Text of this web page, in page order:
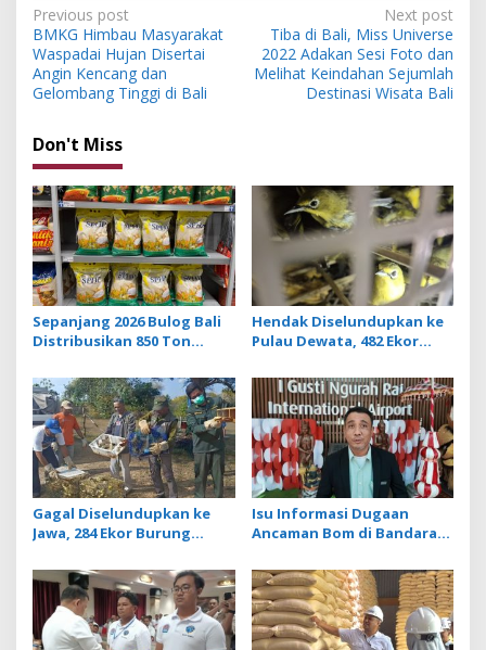
P
o
s
t
n
a
v
i
g
a
t
i
o
n
Previous post
BMKG Himbau Masyarakat
Waspadai Hujan Disertai
Angin Kencang dan
Gelombang Tinggi di Bali
Next post
Tiba di Bali, Miss Universe
2022 Adakan Sesi Foto dan
Melihat Keindahan Sejumlah
Destinasi Wisata Bali
Don't Miss
Sepanjang 2026 Bulog Bali
Distribusikan 850 Ton
Ritel Moderen
Hendak Diselundupkan ke
Pulau Dewata, 482 Ekor
Diamankan Karantina Bali
Gagal Diselundupkan ke
Jawa, 284 Ekor Burung
Dilepasliarkan Cegah
Ancaman Penyakit
Isu Informasi Dugaan
Ancaman Bom di Bandara
Benar, Operasional
Penerbangan Lancar